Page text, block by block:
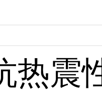
热震